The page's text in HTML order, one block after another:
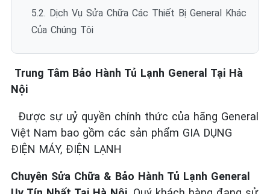
5.2. Dịch Vụ Sửa Chữa Các Thiết Bị General Khác
Của Chúng Tôi
Trung Tâm Bảo Hành Tủ Lạnh General Tại Hà
Nội
Được sự uỷ quyền chính thức của hãng General
Việt Nam bao gồm các sản phẩm GIA DỤNG
ĐIỆN MÁY, ĐIỆN LẠNH
Chuyên Sửa Chữa & Bảo Hành Tủ Lạnh General